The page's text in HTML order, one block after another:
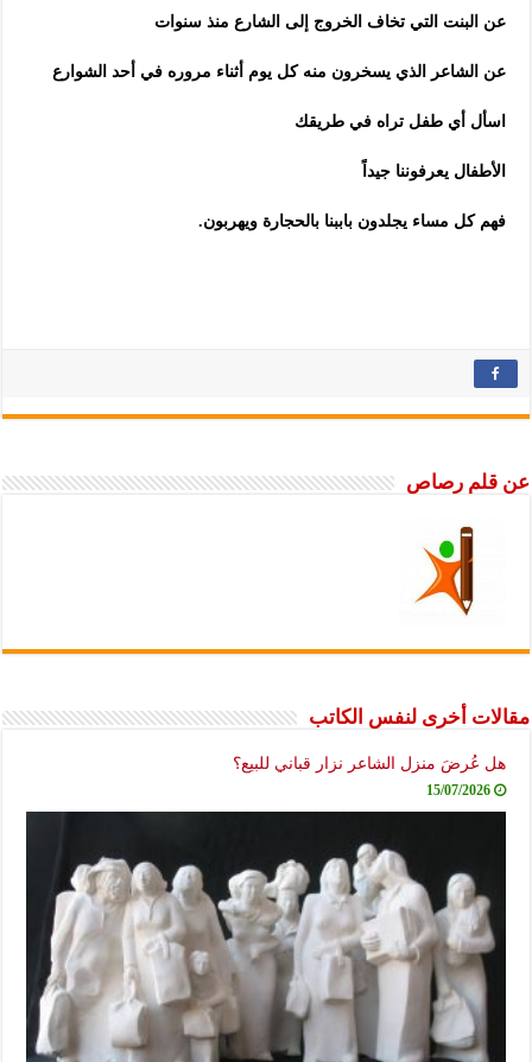
عن البنت التي تخاف الخروج إلى الشارع منذ سنوات
عن الشاعر الذي يسخرون منه كل يوم أثناء مروره في أحد الشوارع
اسأل أي طفل تراه في طريقك
الأطفال يعرفوننا جيداً
فهم كل مساء يجلدون باببنا بالحجارة ويهربون.
عن قلم رصاص
مقالات أخرى لنفس الكاتب
هل عُرضَ منزل الشاعر نزار قباني للبيع؟
15/07/2026